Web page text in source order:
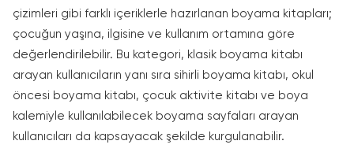
çizimleri gibi farklı içeriklerle hazırlanan boyama kitapları;
çocuğun yaşına, ilgisine ve kullanım ortamına göre
değerlendirilebilir. Bu kategori, klasik boyama kitabı
arayan kullanıcıların yanı sıra sihirli boyama kitabı, okul
öncesi boyama kitabı, çocuk aktivite kitabı ve boya
kalemiyle kullanılabilecek boyama sayfaları arayan
kullanıcıları da kapsayacak şekilde kurgulanabilir.